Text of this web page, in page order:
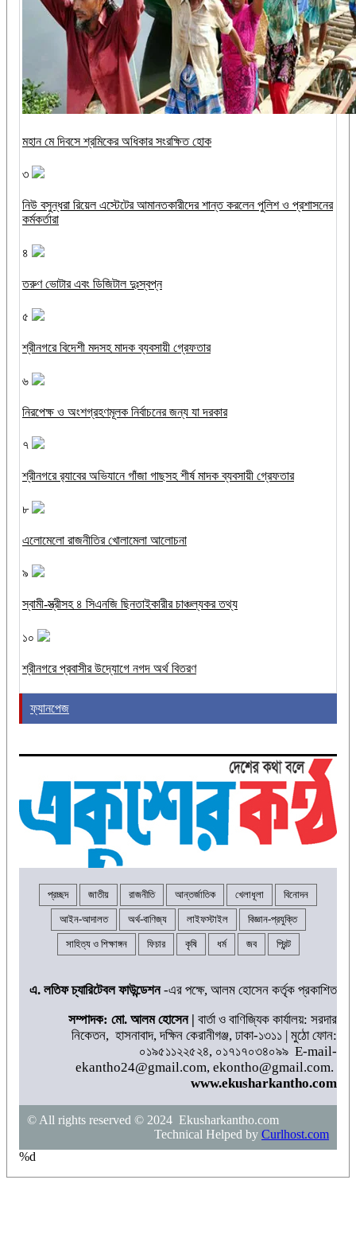
মহান মে দিবসে শ্রমিকের অধিকার সংরক্ষিত হোক
৩
নিউ বসুন্ধরা রিয়েল এস্টেটের আমানতকারীদের শান্ত করলেন পুলিশ ও প্রশাসনের
কর্মকর্তারা
৪
তরুণ ভোটার এবং ডিজিটাল দুঃস্বপ্ন
৫
শ্রীনগরে বিদেশী মদসহ মাদক ব্যবসায়ী গ্রেফতার
৬
নিরপেক্ষ ও অংশগ্রহণমূলক নির্বাচনের জন্য যা দরকার
৭
শ্রীনগরে র‌্যাবের অভিযানে গাঁজা গাছসহ শীর্ষ মাদক ব্যবসায়ী গ্রেফতার
৮
এলোমেলো রাজনীতির খোলামেলা আলোচনা
৯
স্বামী-স্ত্রীসহ ৪ সিএনজি ছিনতাইকারীর চাঞ্চল্যকর তথ্য
১০
শ্রীনগরে প্রবাসীর উদ্যোগে নগদ অর্থ বিতরণ
ফ্যানপেজ
প্রচ্ছদ জাতীয় রাজনীতি আন্তর্জাতিক খেলাধূলা বিনোদন
আইন-আদালত অর্থ-বাণিজ্য লাইফস্টাইল বিজ্ঞান-প্রযুক্তি
সাহিত্য ও শিক্ষাঙ্গন ফিচার কৃষি ধর্ম জব প্রিন্ট
এ. লতিফ চ্যারিটেবল ফাউন্ডেশন-এর পক্ষে, আলম হোসেন কর্তৃক প্রকাশিত
সম্পাদক: মো. আলম হোসেন | বার্তা ও বাণিজ্যিক কার্যালয়: সরদার
নিকেতন, হাসনাবাদ, দক্ষিন কেরানীগঞ্জ, ঢাকা-১৩১১ | মুঠো ফোন:
০১৯৫১১২২৫২৪, ০১৭১৭০৩৪০৯৯ E-mail-
ekantho24@gmail.com, ekontho@gmail.com.
www.ekusharkantho.com
© All rights reserved © 2024 Ekusharkantho.com
Technical Helped by Curlhost.com
%d